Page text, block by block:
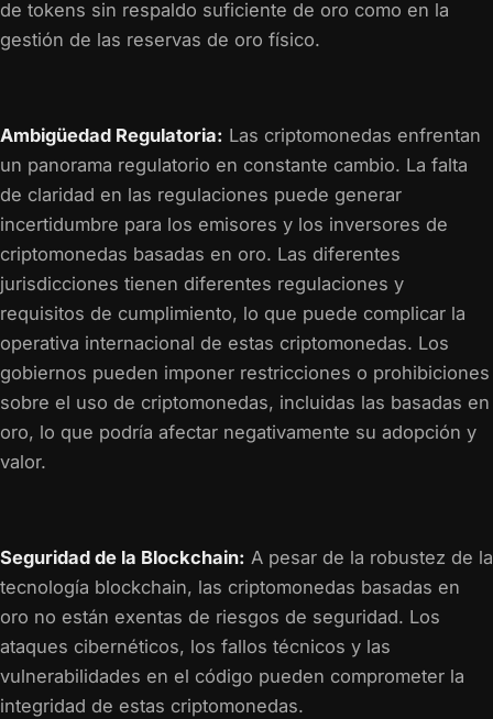
de tokens sin respaldo suficiente de oro como en la
gestión de las reservas de oro físico.
Ambigüedad Regulatoria: Las criptomonedas enfrentan
un panorama regulatorio en constante cambio. La falta
de claridad en las regulaciones puede generar
incertidumbre para los emisores y los inversores de
criptomonedas basadas en oro. Las diferentes
jurisdicciones tienen diferentes regulaciones y
requisitos de cumplimiento, lo que puede complicar la
operativa internacional de estas criptomonedas. Los
gobiernos pueden imponer restricciones o prohibiciones
sobre el uso de criptomonedas, incluidas las basadas en
oro, lo que podría afectar negativamente su adopción y
valor.
Seguridad de la Blockchain: A pesar de la robustez de la
tecnología blockchain, las criptomonedas basadas en
oro no están exentas de riesgos de seguridad. Los
ataques cibernéticos, los fallos técnicos y las
vulnerabilidades en el código pueden comprometer la
integridad de estas criptomonedas.